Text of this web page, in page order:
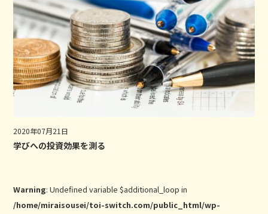
2020年07月21日
学びへの投資効果を測る
Warning: Undefined variable $additional_loop in
/home/miraisousei/toi-switch.com/public_html/wp-